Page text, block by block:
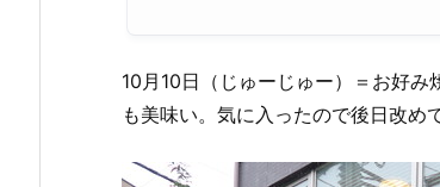
10月10日（じゅーじゅー）＝お好
も美味い。気に入ったので後日改め